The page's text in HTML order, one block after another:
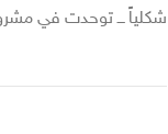
شكلياً ـــ توحدت في